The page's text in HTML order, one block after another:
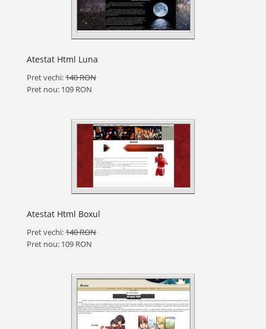
Atestat Html Luna
Pret vechi:140 RON
Pret nou: 109 RON
Atestat Html Boxul
Pret vechi:140 RON
Pret nou: 109 RON